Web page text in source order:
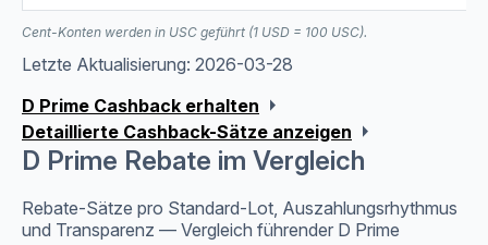
Cent-Konten werden in USC geführt (1 USD = 100 USC).
Letzte Aktualisierung: 2026-03-28
D Prime Cashback erhalten arrow_right
Detaillierte Cashback-Sätze anzeigen arrow_right
D Prime Rebate im Vergleich
Rebate-Sätze pro Standard-Lot, Auszahlungsrhythmus
und Transparenz — Vergleich führender D Prime